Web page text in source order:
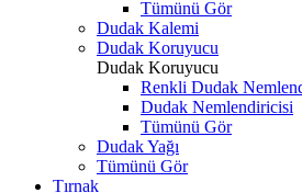
Tümünü Gör
Dudak Kalemi
Dudak Koruyucu
Dudak Koruyucu
Renkli Dudak
Dudak Nemlendiricisi
Tümünü Gör
Dudak Yağı
Tümünü Gör
Tırnak